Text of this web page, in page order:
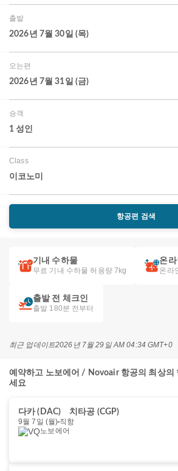
출발
2026년 7월 30일 (목)
오는편
2026년 7월 31일 (금)
승객
1 성인
Class
이코노미
항공편 검색
기내 수하물
무료 기내 수하물 허용량 7kg
온라
온라
출발 전 체크인
출발 180분 전부터
최근 업데이트2026년 7월 29일 AM 04:34 GMT+0
예약하고 노보에어 / Novoair 항공의 최상의
세요
다카 (DAC)
치타공 (CGP)
9월 7일 (월) 직항
노보에어